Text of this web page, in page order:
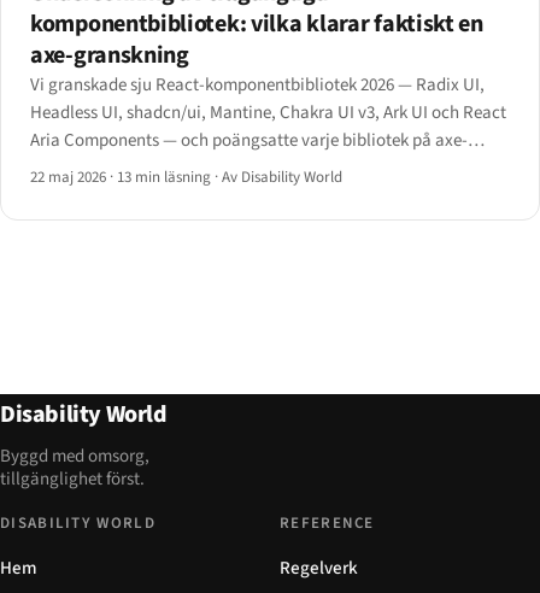
komponentbibliotek: vilka klarar faktiskt en
axe-granskning
Vi granskade sju React-komponentbibliotek 2026 — Radix UI,
Headless UI, shadcn/ui, Mantine, Chakra UI v3, Ark UI och React
Aria Components — och poängsatte varje bibliotek på axe-
godkännandegrad, ARIA-mönstertäckning,
22 maj 2026 · 13 min läsning ·Av Disability World
Disability World
Byggd med omsorg,
tillgänglighet först.
DISABILITY WORLD
Hem
REFERENCE
Regelverk